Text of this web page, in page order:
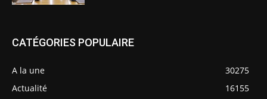
CATÉGORIES POPULAIRE
A la une
30275
Actualité
16155